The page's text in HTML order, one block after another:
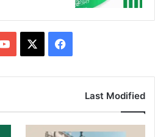
فيسبوك
Last Modified